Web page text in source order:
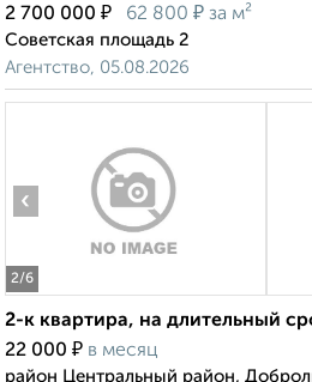
2 700 000 ₽ 62 800 ₽ за м²
Советская площадь 2
Агентство, 05.08.2026
2/6
‹
2-к квартира, на длительный
22 000 ₽ в месяц
район Центральный район,